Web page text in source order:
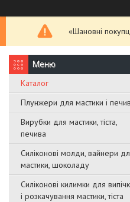
«Шановні
Каталог
Плунжери для мастики і
Вирубки для мастики, тіста,
печива
Силіконові молди, вайнери
мастики, шоколаду
Силіконові килимки для
і розкачування мастики, тіста